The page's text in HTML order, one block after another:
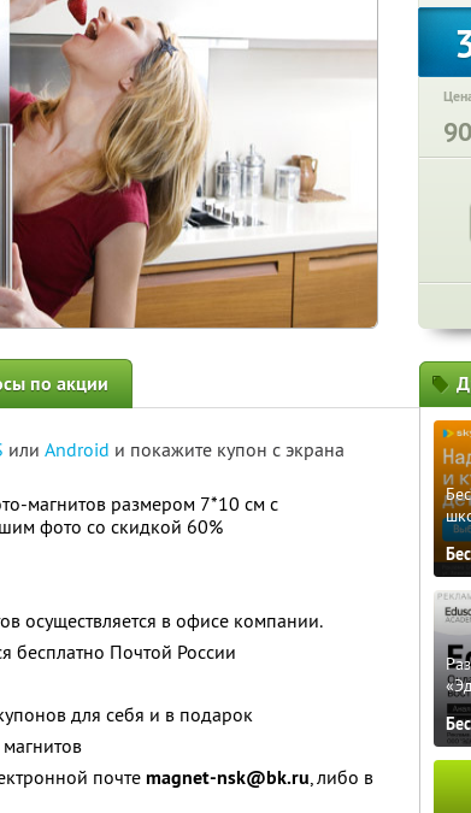
по акции
или Android и покажите купон с экрана
магнитов размером 7*10 см с
фото со скидкой 60%
осуществляется в офисе компании.
бесплатно Почтой России
для себя и в подарок
почте magnet-nsk@bk.ru, либо в